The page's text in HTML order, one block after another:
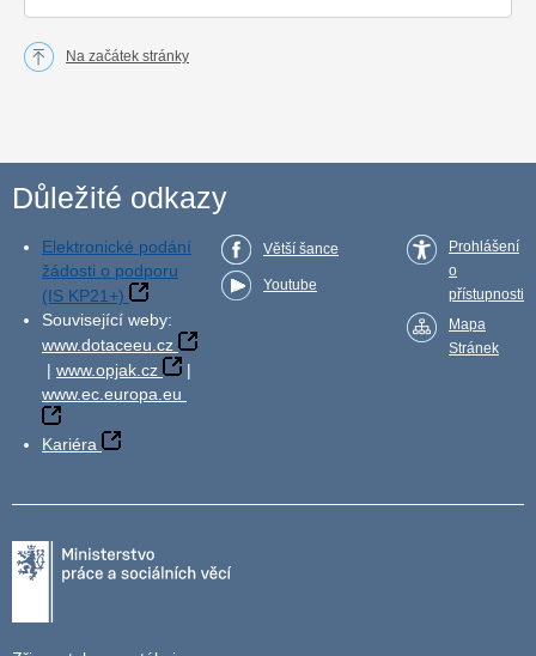
Na začátek stránky
Důležité odkazy
Elektronické podání
žádosti o podporu
(IS KP21+)
Související weby:
www.dotaceeu.cz
| www.opjak.cz
|
www.ec.europa.eu
Kariéra
Větší šance
Youtube
Prohlášení
o
přístupnosti
Mapa
Stránek